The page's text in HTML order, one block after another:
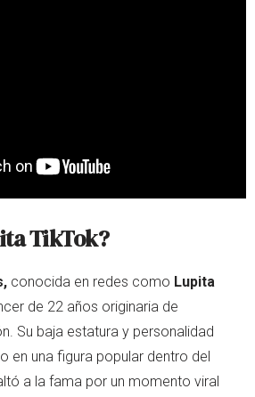
TikTok?
conocida en redes como Lupita
de 22 años originaria de
Su baja estatura y personalidad
en una figura popular dentro del
a la fama por un momento viral